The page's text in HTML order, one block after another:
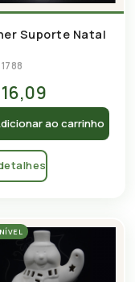
Suporte Natal
ao carrinho